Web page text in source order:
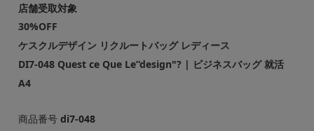
店舗受取対象
30%OFF
ケスクルデザイン リクルートバッグ レディース
DI7-048 Quest ce Que Le”design"? | ビジネスバッグ 就活
A4
商品番号 di7-048